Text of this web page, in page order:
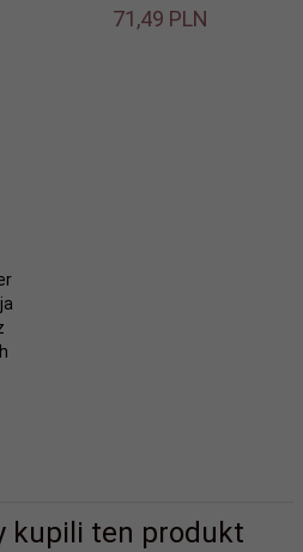
71,49 PLN
kupili ten produkt